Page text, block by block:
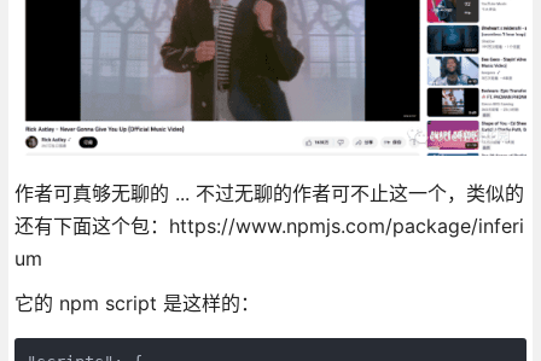
作者可真够无聊的 ... 不过无聊的作者可不止这一个，类似的
还有下面这个包：https://www.npmjs.com/package/inferi
um
它的 npm script 是这样的：